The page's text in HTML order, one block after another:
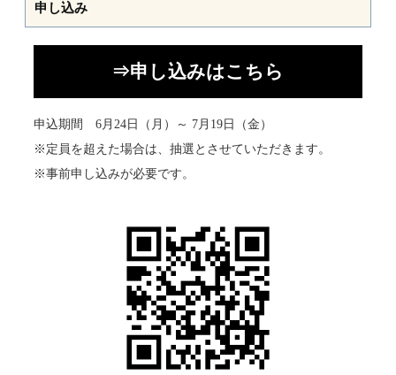
申し込み
⇒申し込みはこちら
申込期間 6月24日（月）～ 7月19日（金）
※定員を超えた場合は、抽選とさせていただきます。
※事前申し込みが必要です。